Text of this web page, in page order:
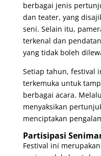
berbagai jenis
dan teater, yang
seni. Selain itu,
terkenal dan
yang tidak boleh
Setiap tahun, festival
terkemuka untuk
berbagai acara.
menyaksikan
menciptakan
Partisipasi
Festival ini